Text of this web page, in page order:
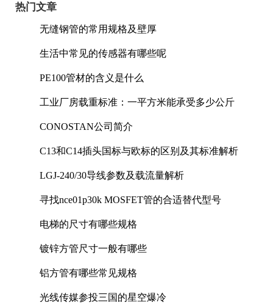
热门文章
无缝钢管的常用规格及壁厚
生活中常见的传感器有哪些呢
PE100管材的含义是什么
工业厂房载重标准：一平方米能承受多少公斤
CONOSTAN公司简介
C13和C14插头国标与欧标的区别及其标准解析
LGJ-240/30导线参数及载流量解析
寻找nce01p30k MOSFET管的合适替代型号
电梯的尺寸有哪些规格
镀锌方管尺寸一般有哪些
铝方管有哪些常见规格
光线传媒参投三国的星空爆冷